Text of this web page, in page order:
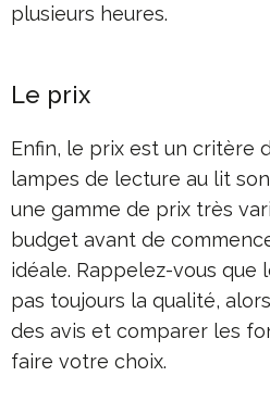
plusieurs heures.
Le prix
Enfin, le prix est un critère
lampes de lecture au lit
une gamme de prix très
budget avant de
idéale. Rappelez-vous que
pas toujours la qualité,
des avis et comparer les
faire votre choix.